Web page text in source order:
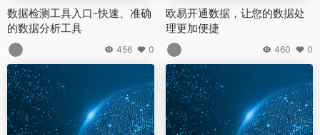
数据检测工具入口-快速、准确
的数据分析工具
456 0
欧易开通数据，让您的数据处
理更加便捷
460 0